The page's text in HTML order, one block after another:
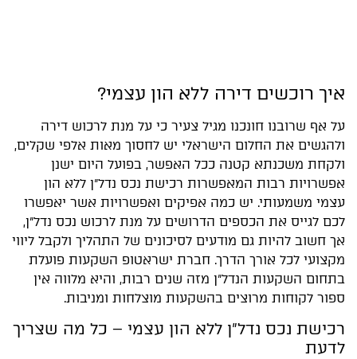
איך רוכשים דירה ללא הון עצמי?
על אף שרובנו חונכנו מגיל צעיר כי על מנת לרכוש דירה
ולהגשים את החלום הישראלי יש לחסוך מאות אלפי שקלים,
ולקחת משכנתא קטנה ככל האפשר, בפועל היום ישנן
אפשרויות רבות המאפשרות רכישת נכס נדל"ן ללא הון
עצמי משמעותי. יש כמה אפיקים ואפשרויות אשר יאפשרו
לכם לגייס את הכספים הדרושים על מנת לרכוש נכס נדל"ן,
אך חשוב להיות גם מודעים לסיכונים של התהליך ולקבל ליווי
מקצועי לכל אורך הדרך. חברת ישראטופ השקעות פועלת
בתחום השקעות הנדל"ן מזה שנים רבות, והיא מלווה אין
ספור לקוחות מרוצים בהשקעות מוצלחות ומניבות.
רכישת נכס נדל״ן ללא הון עצמי – כל מה שצריך
לדעת